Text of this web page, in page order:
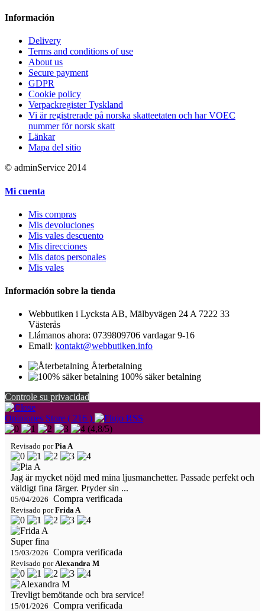
Información
Delivery
Terms and conditions of use
About us
Secure payment
GDPR
Cookie policy
Verpackregister Tyskland
Vi är registrerade på norska skatteetaten och har VOEC
nummer för norsk skatt
Länkar
Mapa del sitio
© adminService 2014
Mi cuenta
Mis compras
Mis devoluciones
Mis vales descuento
Mis direcciones
Mis datos personales
Mis vales
Información sobre la tienda
Webbutiken i Lycksta AB, Mälbyvägen 24 A 7222 33
Västerås
Llámanos ahora: 0739809706 vardagar 9-16
Email: kontakt@webbutiken.info
Återbetalning
100% säker betalning
Controle su privacidad
Opiniones Store ( 216 )
(4,8/5)
Revisado porPia A
Jag är mycket nöjd med mina ljusmanchetter. Passade perfekt och
väldigt fina färger. Pryder sin ...
05/04/2026 Compra verificada
Revisado porFrida A
Super fina
15/03/2026 Compra verificada
Revisado porAlexandra M
Trevligt bemötande och bra service!
15/01/2026 Compra verificada